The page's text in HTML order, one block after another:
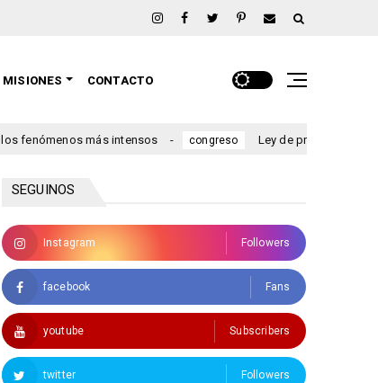
MISIONES CONTACTO
más intensos congreso Ley de propiedad privada: el
SEGUINOS
Instagram Followers
facebook Fans
youtube Subscribers
twitter Followers